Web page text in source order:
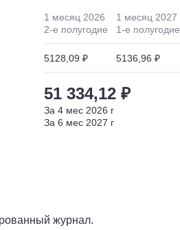
1 месяц 2026
2-е полугодие
5128,09 ₽
1 месяц 2027
1-е полугодие
5136,96 ₽
51 334,12 ₽
За 4 мес 2026 г
За 6 мес 2027 г
журнал.